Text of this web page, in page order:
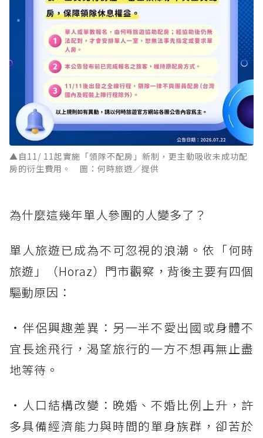
▲自11/ 11起實施「領隊不配房」新制，更主動吸收未成功配
房的衍生費用。 圖：何時旅遊／提供
為什麼這幾年單人參團的人變多了？
單人旅遊已成為不可忽視的浪潮。依「何時
旅遊」（Horaz）門市觀察，背後主要有四個
驅動原因：
・伴侶興趣差異：另一半不愛出國或身體不
宜長途飛行，渴望旅行的一方不想再無止盡
地等待。
・人口結構改變：晚婚、不婚比例上升，許
多具備經濟能力與時間的單身族群，卻苦於